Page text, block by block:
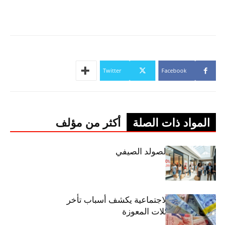
Facebook
Twitter
المواد ذات الصلة أكثر من مؤلف
اليوم: إنطلاق الصولد الصيفي
وزير الشؤون الاجتماعية يكشف أسباب تأخر
صرف منح العائلات المعوزة